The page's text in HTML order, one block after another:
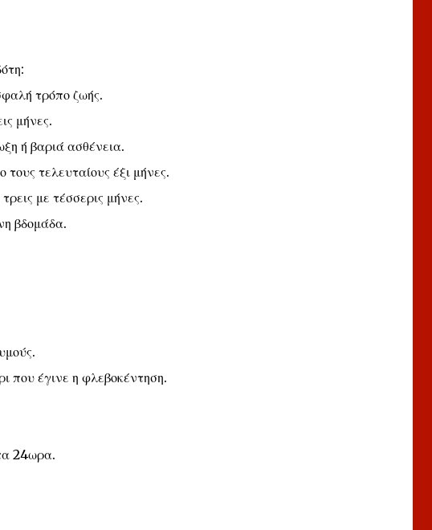
τρόπο ζωής.
μήνες.
ή βαριά ασθένεια.
τελευταίους έξι μήνες.
με τέσσερις μήνες.
βδομάδα.
που έγινε η φλεβοκέντηση.
24ωρα.